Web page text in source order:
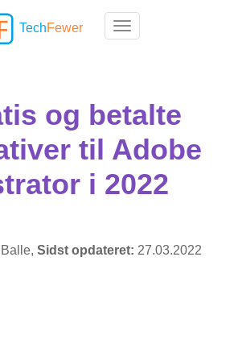
Toggle navigation
TechFewer
og betalte
til Adobe
i 2022
Balle,Sidst opdateret: 27.03.2022